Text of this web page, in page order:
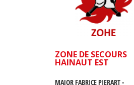
ZONE DE SECOURS
HAINAUT EST
MAJOR FABRICE PIERART -